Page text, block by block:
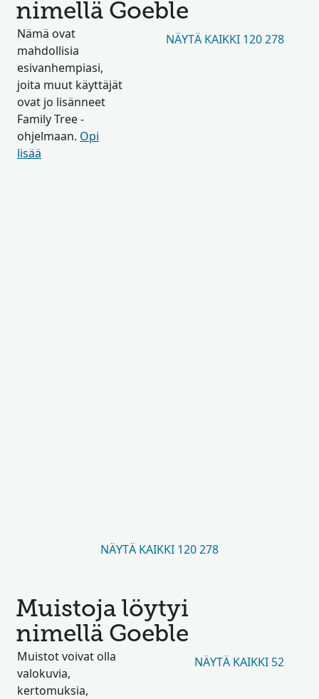
nimellä Goeble
Nämä ovat
mahdollisia
esivanhempiasi,
joita muut käyttäjät
ovat jo lisänneet
Family Tree -
ohjelmaan. Opi
lisää
NÄYTÄ KAIKKI 120 278
NÄYTÄ KAIKKI 120 278
Muistoja löytyi
nimellä Goeble
Muistot voivat olla
valokuvia,
kertomuksia,
NÄYTÄ KAIKKI 52